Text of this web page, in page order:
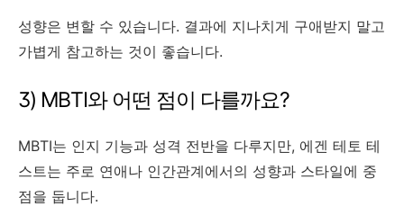
성향은 변할 수 있습니다. 결과에 지나치게 구애받지 말고
가볍게 참고하는 것이 좋습니다.
3) MBTI와 어떤 점이 다를까요?
MBTI는 인지 기능과 성격 전반을 다루지만, 에겐 테토 테
스트는 주로 연애나 인간관계에서의 성향과 스타일에 중
점을 둡니다.